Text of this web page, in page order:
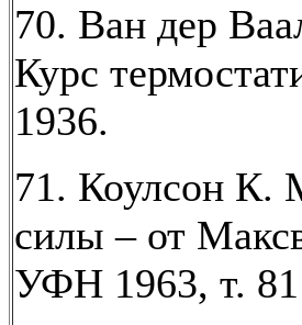
70. Ван дер
Курс
1936.
71. Коулсон К.
силы – от
УФН 1963, т.